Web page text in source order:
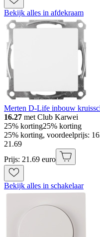
Bekijk alles in afdekraam
Merten D-Life inbouw
16.27 met Club Karwei
25% korting25% korting
25% korting, voordeelprijs:
21 .69
Prijs: 21.69 euro
Bekijk alles in schakelaar